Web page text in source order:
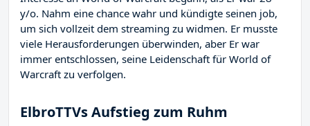
y/o. Nahm eine chance wahr und kündigte seinen job,
um sich vollzeit dem streaming zu widmen. Er musste
viele Herausforderungen überwinden, aber Er war
immer entschlossen, seine Leidenschaft für World of
Warcraft zu verfolgen.
ElbroTTVs Aufstieg zum Ruhm